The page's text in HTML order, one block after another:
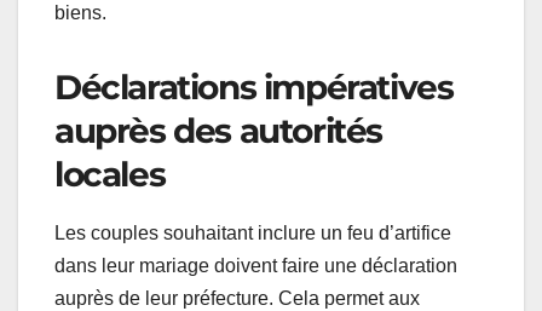
biens.
Déclarations impératives
auprès des autorités
locales
Les couples souhaitant inclure un feu d’artifice
dans leur mariage doivent faire une déclaration
auprès de leur préfecture. Cela permet aux